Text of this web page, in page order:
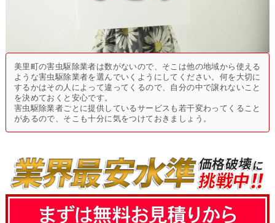
美里町の害虫駆除業者は数がないので、そこは他の地域から使える
ような害虫駆除業者を選んでいくようにしてください。何を大切に
するかはその人によって違ってくるので、自分の中で譲れないこと
を決めておくと安心です。
害虫駆除業者ごとに提供しているサービスも若干変わってくること
があるので、そこも十分に気をつけておきましょう。